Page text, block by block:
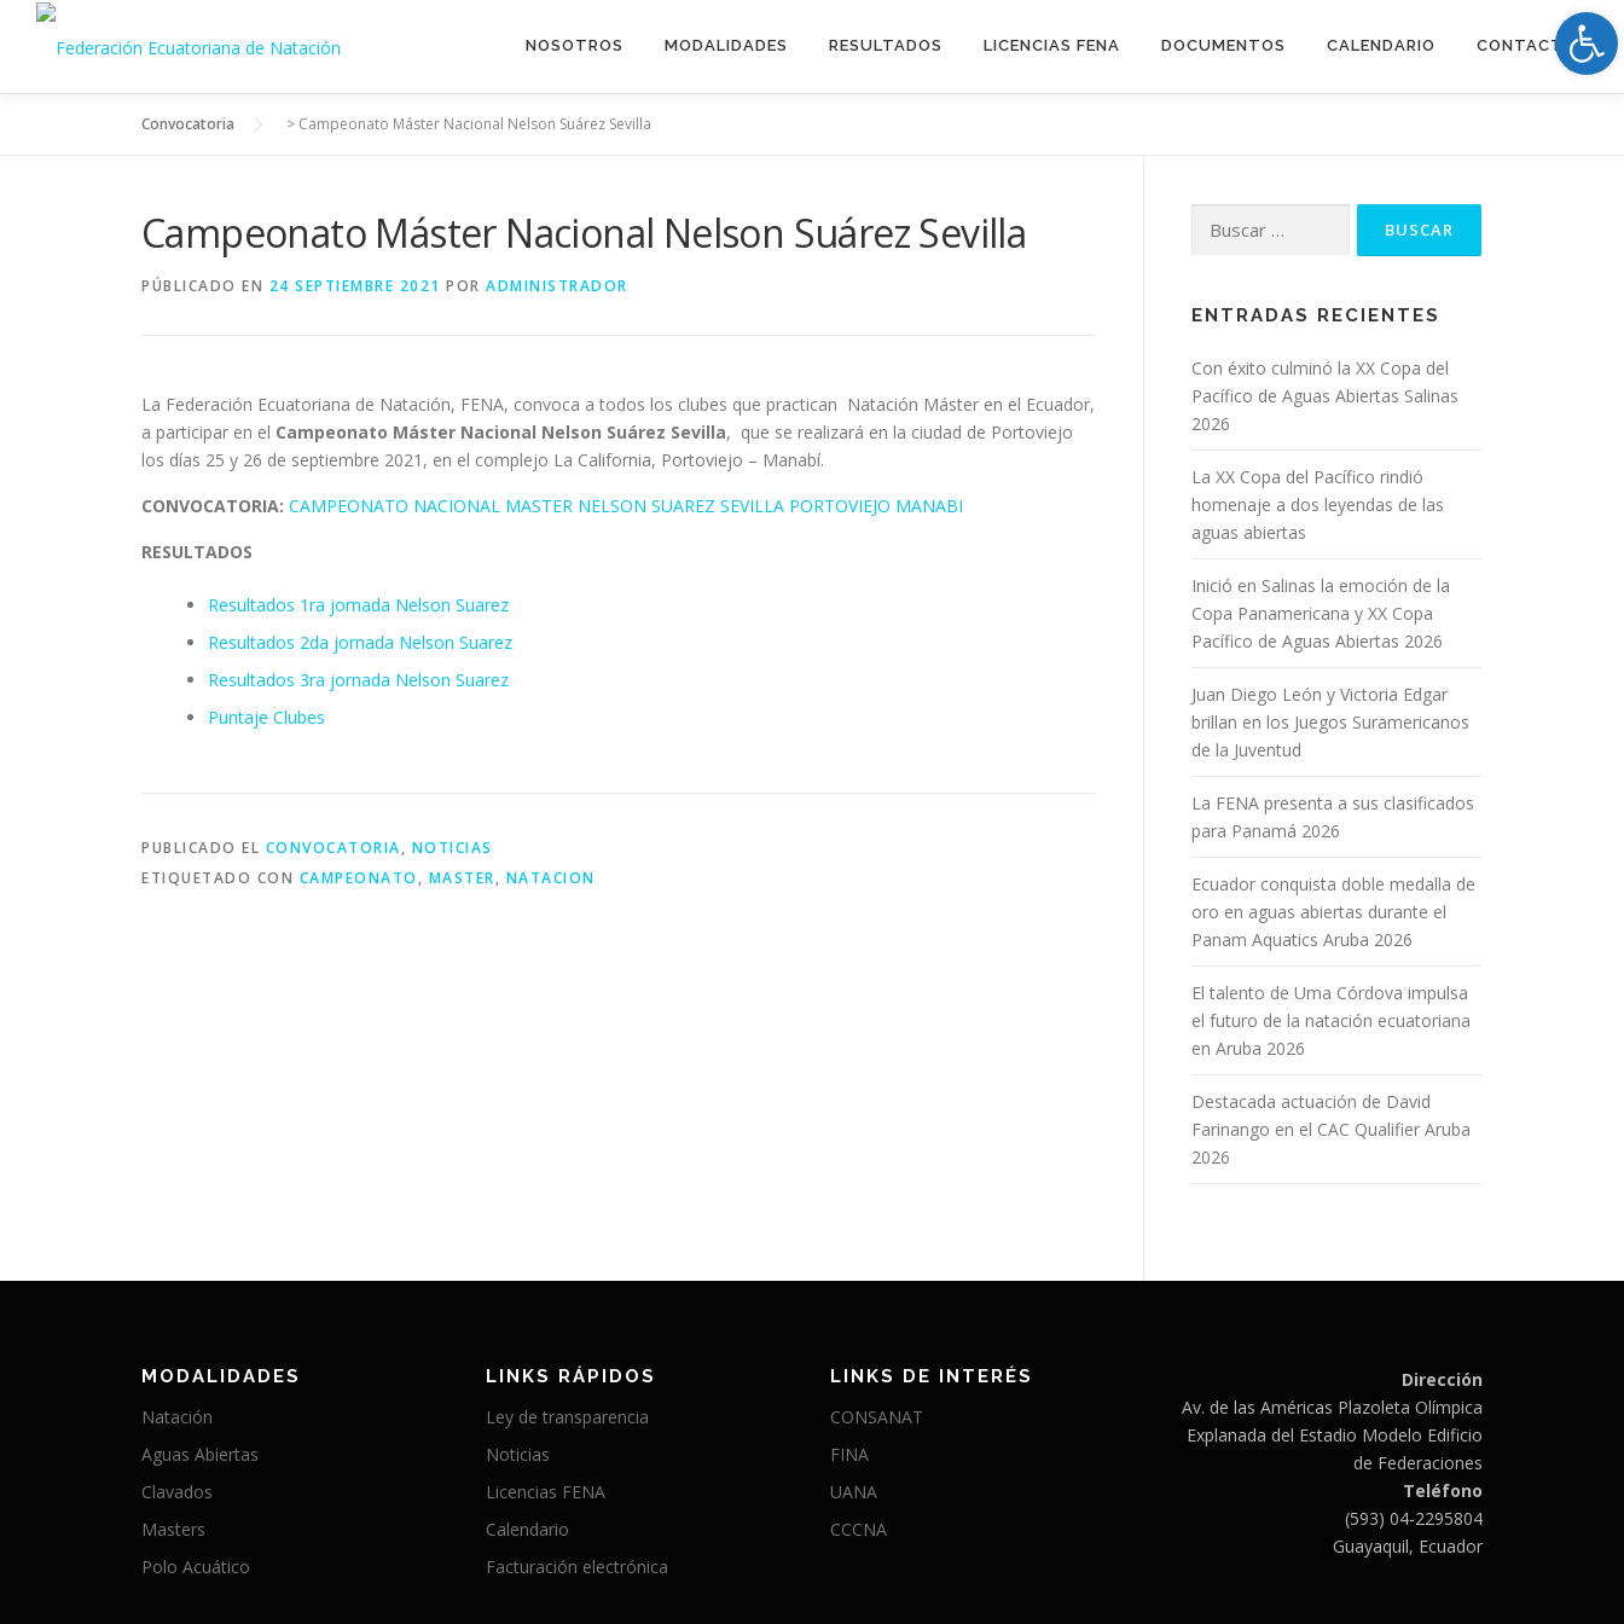
Saltar
NOSOTROS MODALIDADES RESULTADOS LICENCIAS FENA DOCUMENTOS CALENDARIO CONTACTOS
Convocatoria > Campeonato Máster Nacional Nelson Suárez Sevilla
Campeonato Máster Nacional Nelson Suárez Sevilla
PÚBLICADO EN 24 SEPTIEMBRE 2021 POR ADMINISTRADOR
La Federación Ecuatoriana de Natación, FENA, convoca a todos los clubes que practican Natación Máster en el Ecuador,
a participar en el Campeonato Máster Nacional Nelson Suárez Sevilla, que se realizará en la ciudad de Portoviejo
los días 25 y 26 de septiembre 2021, en el complejo La California, Portoviejo – Manabí.
CONVOCATORIA: CAMPEONATO NACIONAL MASTER NELSON SUAREZ SEVILLA PORTOVIEJO MANABI
RESULTADOS
Resultados 1ra jornada Nelson Suarez
Resultados 2da jornada Nelson Suarez
Resultados 3ra jornada Nelson Suarez
Puntaje Clubes
PUBLICADO EL CONVOCATORIA, NOTICIAS
ETIQUETADO CON CAMPEONATO , MASTER, NATACION
ENTRADAS RECIENTES
Con éxito culminó la XX Copa del
Pacífico de Aguas Abiertas Salinas
2026
La XX Copa del Pacífico rindió
homenaje a dos leyendas de las
aguas abiertas
Inició en Salinas la emoción de la
Copa Panamericana y XX Copa
Pacífico de Aguas Abiertas 2026
Juan Diego León y Victoria Edgar
brillan en los Juegos Suramericanos
de la Juventud
La FENA presenta a sus clasificados
para Panamá 2026
Ecuador conquista doble medalla de
oro en aguas abiertas durante el
Panam Aquatics Aruba 2026
El talento de Uma Córdova impulsa
el futuro de la natación ecuatoriana
en Aruba 2026
Destacada actuación de David
Farinango en el CAC Qualifier Aruba
2026
MODALIDADES
Natación
Aguas Abiertas
Clavados
Masters
Polo Acuático
LINKS RÁPIDOS
Ley de transparencia
Noticias
Licencias FENA
Calendario
Facturación electrónica
LINKS DE INTERÉS
CONSANAT
FINA
UANA
CCCNA
Dirección
Av. de las Américas Plazoleta Olímpica
Explanada del Estadio Modelo Edificio
de Federaciones
Teléfono
(593) 04-2295804
Guayaquil, Ecuador